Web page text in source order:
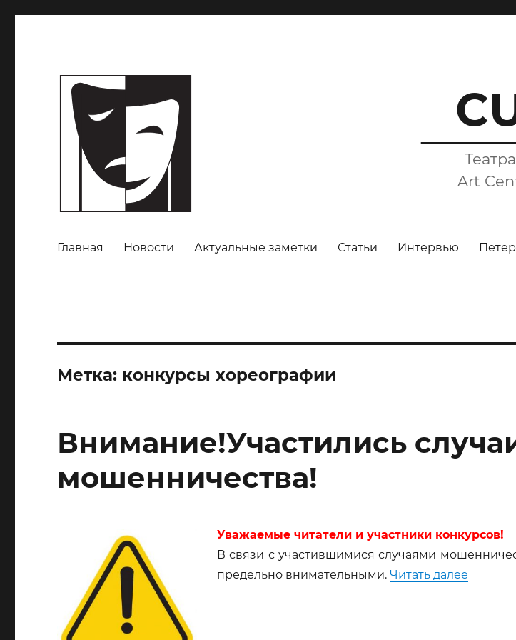
Art
Главная Новости Актуальные заметки Статьи Интервью
Метка: конкурсы хореографии
Внимание!Участились
мошенничества!
Уважаемые читатели и участники конкурсов!
В связи с участившимися случаями
предельно внимательными. Читать далее